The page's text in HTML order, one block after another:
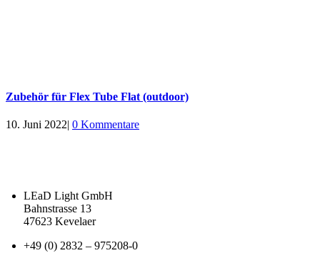
Zubehör für Flex Tube Flat (outdoor)
10. Juni 2022| 0 Kommentare
LEaD Light GmbH
Bahnstrasse 13
47623 Kevelaer
+49 (0) 2832 – 975208-0